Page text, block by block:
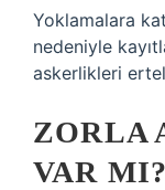
Yoklamalara
nedeniyle
askerlikleri
ZORLA
VAR MI?